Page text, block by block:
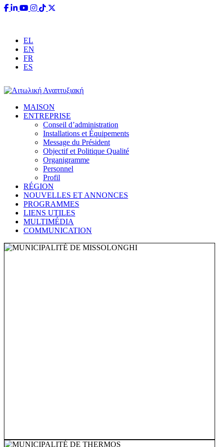
EL
EN
FR
ES
MAISON
ENTREPRISE
Conseil d’administration
Installations et Équipements
Message du Président
Objectif et Politique Qualité
Organigramme
Personnel
Profil
RÉGION
NOUVELLES ET ANNONCES
PROGRAMMES
LIENS UTILES
MULTIMÉDIA
COMMUNICATION